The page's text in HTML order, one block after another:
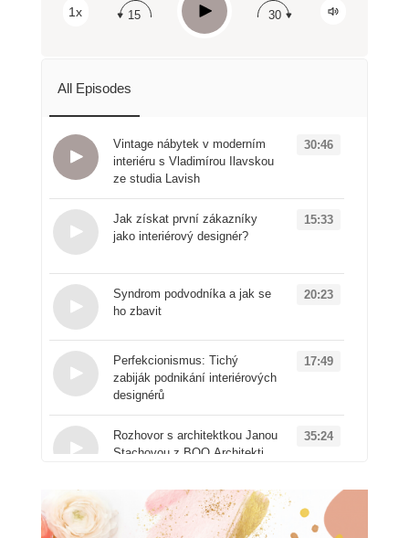
1x 15 Play 30
All Episodes
Vintage nábytek v moderním
interiéru s Vladimírou Ilavskou
ze studia Lavish
30:46
Jak získat první zákazníky
jako interiérový designér?
15:33
Syndrom podvodníka a jak se
ho zbavit
Loading...
20:23
Perfekcionismus: Tichý
zabiják podnikání interiérových
designérů
17:49
Rozhovor s architektkou Janou
Stachovou z BOQ Architekti
Loading...
35:24
Od architektury k
produktovému designu: Příběh
50:41
Spotify